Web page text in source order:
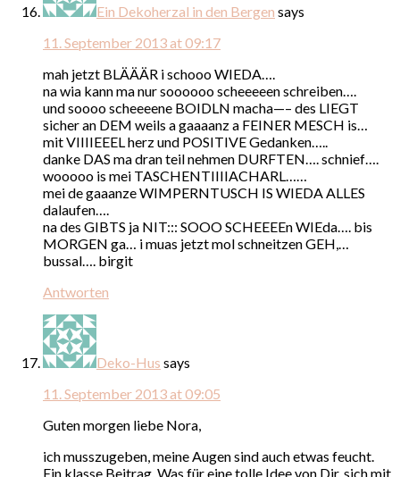
Ein Dekoherzal in den Bergen says
11. September 2013 at 09:17
mah jetzt BLÄÄÄR i schooo WIEDA….
na wia kann ma nur soooooo scheeeeen schreiben….
und soooo scheeeene BOIDLN macha—– des LIEGT
sicher an DEM weils a gaaaanz a FEINER MESCH is…
mit VIIIIEEEL herz und POSITIVE Gedanken…..
danke DAS ma dran teil nehmen DURFTEN…. schnief….
wooooo is mei TASCHENTIIIIACHARL……
mei de gaaanze WIMPERNTUSCH IS WIEDA ALLES
dalaufen….
na des GIBTS ja NIT::: SOOO SCHEEEEn WIEda…. bis
MORGEN ga… i muas jetzt mol schneitzen GEH,…
bussal…. birgit
Antworten
Deko-Hus says
11. September 2013 at 09:05
Guten morgen liebe Nora,
ich musszugeben, meine Augen sind auch etwas feucht.
Ein klasse Beitrag. Was für eine tolle Idee von Dir, sich mit